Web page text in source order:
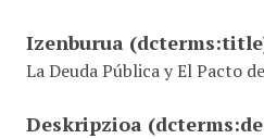
Izenburua
La Deuda Pública y El Pacto
Deskripzioa